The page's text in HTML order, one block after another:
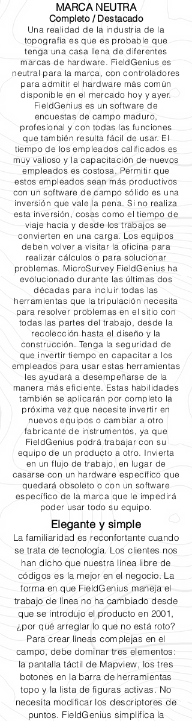
MARCA NEUTRA
Completo / Destacado
Una realidad de la industria de la
topografía es que es probable que
tenga una casa llena de diferentes
marcas de hardware. FieldGenius es
neutral para la marca, con controladores
para admitir el hardware más común
disponible en el mercado hoy y ayer.
FieldGenius es un software de
encuestas de campo maduro,
profesional y con todas las funciones
que también resulta fácil de usar. El
tiempo de los empleados calificados es
muy valioso y la capacitación de nuevos
empleados es costosa. Permitir que
estos empleados sean más productivos
con un software de campo sólido es una
inversión que vale la pena. Si no realiza
esta inversión, cosas como el tiempo de
viaje hacia y desde los trabajos se
convierten en una carga. Los equipos
deben volver a visitar la oficina para
realizar cálculos o para solucionar
problemas. MicroSurvey FieldGenius ha
evolucionado durante las últimas dos
décadas para incluir todas las
herramientas que la tripulación necesita
para resolver problemas en el sitio con
todas las partes del trabajo, desde la
recolección hasta el diseño y la
construcción. Tenga la seguridad de
que invertir tiempo en capacitar a los
empleados para usar estas herramientas
les ayudará a desempeñarse de la
manera más eficiente. Estas habilidades
también se aplicarán por completo la
próxima vez que necesite invertir en
nuevos equipos o cambiar a otro
fabricante de instrumentos, ya que
FieldGenius podrá trabajar con su
equipo de un producto a otro. Invierta
en un flujo de trabajo, en lugar de
casarse con un hardware específico que
quedará obsoleto o con un software
específico de la marca que le impedirá
poder usar todo su equipo.
Elegante y simple
La familiaridad es reconfortante cuando
se trata de tecnología. Los clientes nos
han dicho que nuestra línea libre de
códigos es la mejor en el negocio. La
forma en que FieldGenius maneja el
trabajo de línea no ha cambiado desde
que se introdujo el producto en 2001,
¿por qué arreglar lo que no está roto?
Para crear líneas complejas en el
campo, debe dominar tres elementos:
la pantalla táctil de Mapview, los tres
botones en la barra de herramientas
topo y la lista de figuras activas. No
necesita modificar los descriptores de
puntos. FieldGenius simplifica la